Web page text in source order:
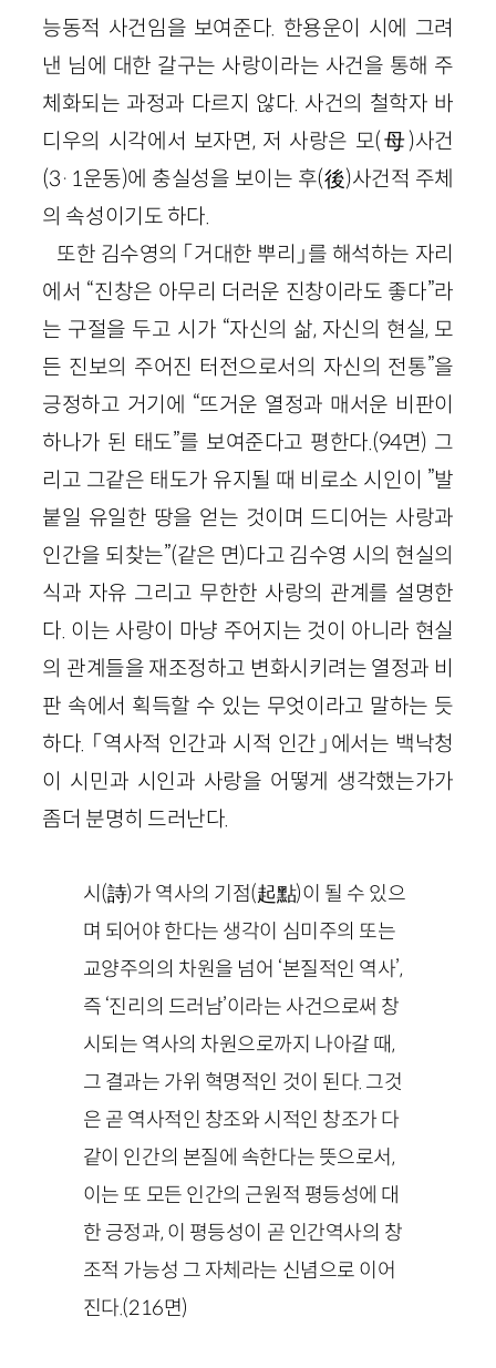
능동적 사건임을 보여준다. 한용운이 시에 그려
낸 님에 대한 갈구는 사랑이라는 사건을 통해 주
체화되는 과정과 다르지 않다. 사건의 철학자 바
디우의 시각에서 보자면, 저 사랑은 모(母)사건
(3·1운동)에 충실성을 보이는 후(後)사건적 주체
의 속성이기도 하다.
또한 김수영의 「거대한 뿌리」를 해석하는 자리
에서 “진창은 아무리 더러운 진창이라도 좋다”라
는 구절을 두고 시가 “자신의 삶, 자신의 현실, 모
든 진보의 주어진 터전으로서의 자신의 전통”을
긍정하고 거기에 “뜨거운 열정과 매서운 비판이
하나가 된 태도”를 보여준다고 평한다.(94면) 그
리고 그같은 태도가 유지될 때 비로소 시인이 ”발
붙일 유일한 땅을 얻는 것이며 드디어는 사랑과
인간을 되찾는”(같은 면)다고 김수영 시의 현실의
식과 자유 그리고 무한한 사랑의 관계를 설명한
다. 이는 사랑이 마냥 주어지는 것이 아니라 현실
의 관계들을 재조정하고 변화시키려는 열정과 비
판 속에서 획득할 수 있는 무엇이라고 말하는 듯
하다. 「역사적 인간과 시적 인간」에서는 백낙청
이 시민과 시인과 사랑을 어떻게 생각했는가가
좀더 분명히 드러난다.
시(詩)가 역사의 기점(起點)이 될 수 있으
며 되어야 한다는 생각이 심미주의 또는
교양주의의 차원을 넘어 ‘본질적인 역사’,
즉 ‘진리의 드러남’이라는 사건으로써 창
시되는 역사의 차원으로까지 나아갈 때,
그 결과는 가위 혁명적인 것이 된다. 그것
은 곧 역사적인 창조와 시적인 창조가 다
같이 인간의 본질에 속한다는 뜻으로서,
이는 또 모든 인간의 근원적 평등성에 대
한 긍정과, 이 평등성이 곧 인간역사의 창
조적 가능성 그 자체라는 신념으로 이어
진다.(216면)